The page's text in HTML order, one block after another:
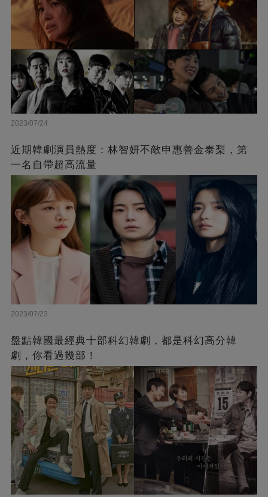
2023/07/24
近期韓劇演員熱度：林智妍不敵申惠善金泰梨，第
一名自帶超高流量
2023/07/23
盤點韓國最經典十部科幻韓劇，都是科幻高分韓
劇，你看過幾部！